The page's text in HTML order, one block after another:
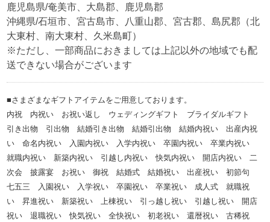
鹿児島県/奄美市、大島郡、鹿児島郡
沖縄県/石垣市、宮古島市、八重山郡、宮古郡、島尻郡（北
大東村、南大東村、久米島町）
※ただし、一部商品におきましては上記以外の地域でも配
送できない場合がございます
■さまざまなギフトアイテムをご用意しております。
内祝 内祝い お祝い返し ウェディングギフト ブライダルギフト
引き出物 引出物 結婚引き出物 結婚引出物 結婚内祝い 出産内祝
い 命名内祝い 入園内祝い 入学内祝い 卒園内祝い 卒業内祝い
就職内祝い 新築内祝い 引越し内祝い 快気内祝い 開店内祝い 二
次会 披露宴 お祝い 御祝 結婚式 結婚祝い 出産祝い 初節句
七五三 入園祝い 入学祝い 卒園祝い 卒業祝い 成人式 就職祝
い 昇進祝い 新築祝い 上棟祝い 引っ越し祝い 引越し祝い 開店
祝い 退職祝い 快気祝い 全快祝い 初老祝い 還暦祝い 古稀祝